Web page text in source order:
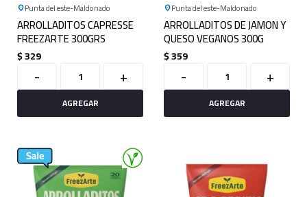
Punta del este Maldonado
ARROLLADITOS CAPRESSE
FREEZARTE 300GRS
$329
- +
Punta del este Maldonado
ARROLLADITOS DE JAMON Y
QUESO VEGANOS 300G
$359
- +